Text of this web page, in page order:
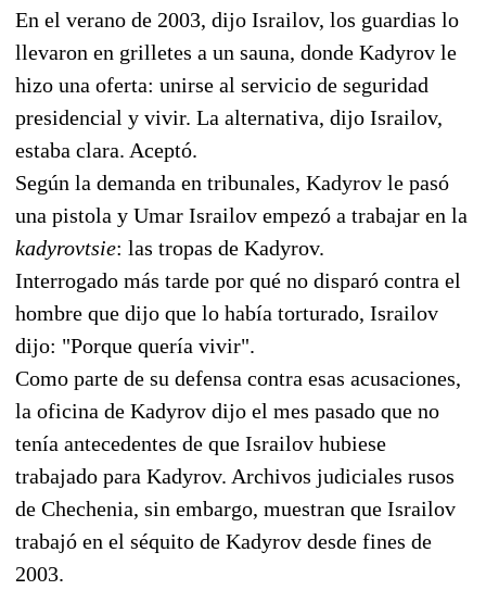
En el verano de 2003, dijo Israilov, los guardias lo
llevaron en grilletes a un sauna, donde Kadyrov le
hizo una oferta: unirse al servicio de seguridad
presidencial y vivir. La alternativa, dijo Israilov,
estaba clara. Aceptó.
Según la demanda en tribunales, Kadyrov le pasó
una pistola y Umar Israilov empezó a trabajar en la
kadyrovtsie: las tropas de Kadyrov.
Interrogado más tarde por qué no disparó contra el
hombre que dijo que lo había torturado, Israilov
dijo: "Porque quería vivir".
Como parte de su defensa contra esas acusaciones,
la oficina de Kadyrov dijo el mes pasado que no
tenía antecedentes de que Israilov hubiese
trabajado para Kadyrov. Archivos judiciales rusos
de Chechenia, sin embargo, muestran que Israilov
trabajó en el séquito de Kadyrov desde fines de
2003.